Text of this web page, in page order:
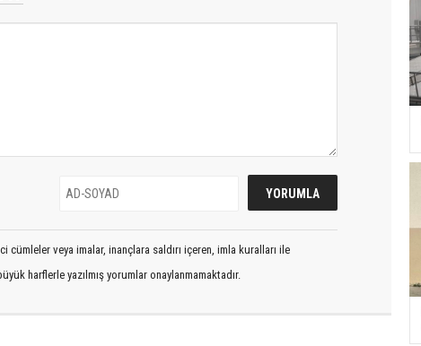
cümleler veya imalar, inançlara saldırı içeren, imla kuralları ile
harflerle yazılmış yorumlar onaylanmamaktadır.